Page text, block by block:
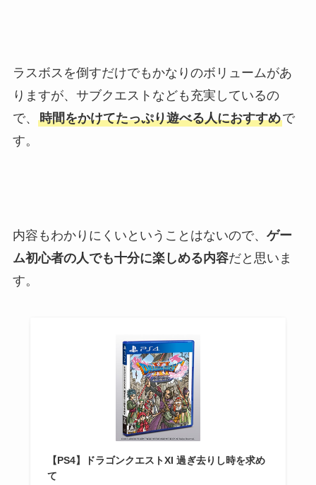
ラスボスを倒すだけでもかなりのボリュームがあ
りますが、サブクエストなども充実しているの
で、 時間をかけてたっぷり遊べる人におすすめで
す。
内容もわかりにくいということはないので、 ゲー
ム初心者の人でも十分に楽しめる内容だと思いま
す。
【PS4】ドラゴンクエストXI 過ぎ去りし時を求め
て